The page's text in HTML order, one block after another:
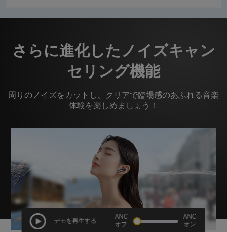
さらに進化したノイズキャン
セリング機能
周りのノイズをカットし、クリアで臨場感のあふれる音楽
体験を楽しめましょう！
デモを再生する
ANC
オフ
ANC
オン